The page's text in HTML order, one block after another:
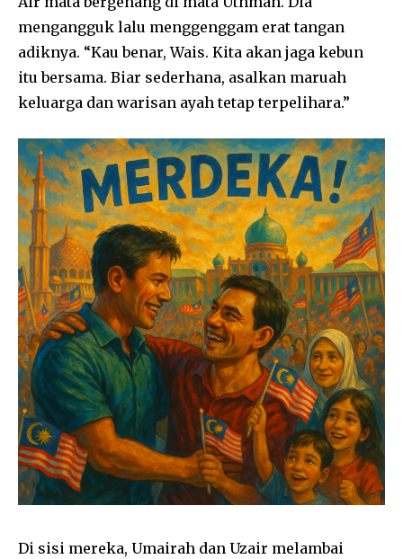
mengangguk lalu menggenggam erat tangan
adiknya. “Kau benar, Wais. Kita akan jaga kebun
itu bersama. Biar sederhana, asalkan maruah
keluarga dan warisan ayah tetap terpelihara.”
Di sisi mereka, Umairah dan Uzair melambai